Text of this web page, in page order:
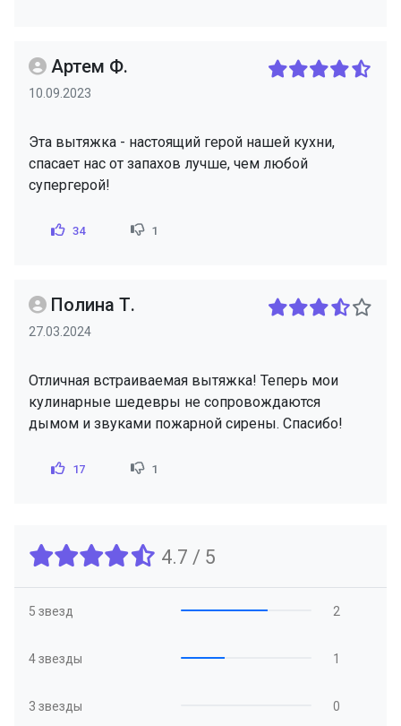
Артем Ф.
10.09.2023
Эта вытяжка - настоящий герой нашей кухни,
спасает нас от запахов лучше, чем любой
супергерой!
34 1
Полина Т.
27.03.2024
Отличная встраиваемая вытяжка! Теперь мои
кулинарные шедевры не сопровождаются
дымом и звуками пожарной сирены. Спасибо!
17 1
4.7 / 5
5 звезд 2
4 звезды 1
3 звезды 0